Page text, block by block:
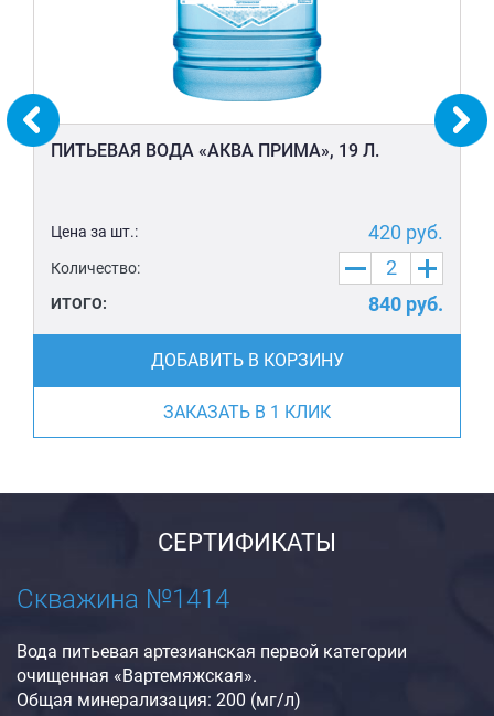
ПИТЬЕВАЯ ВОДА «АКВА ПРИМА», 19 Л.
Цена за шт.: 420 руб.
Количество:
ИТОГО: 840 руб.
ДОБАВИТЬ В КОРЗИНУ
ЗАКАЗАТЬ В 1 КЛИК
СЕРТИФИКАТЫ
Скважина №1414
Вода питьевая артезианская первой категории
очищенная «Вартемяжская».
Общая минерализация: 200 (мг/л)